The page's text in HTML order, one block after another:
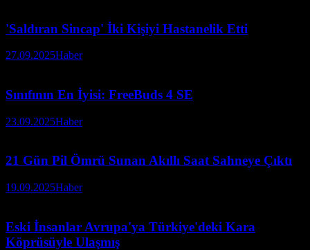
'Saldıran Sincap' İki Kişiyi Hastanelik Etti
27.09.2025Haber
Sınıfının En İyisi: FreeBuds 4 SE
23.09.2025Haber
21 Gün Pil Ömrü Sunan Akıllı Saat Sahneye Çıktı
19.09.2025Haber
Eski İnsanlar Avrupa'ya Türkiye'deki Kara
Köprüsüyle Ulaşmış